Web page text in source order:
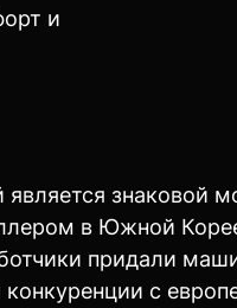
и
знаковой
в Южной
придали
с